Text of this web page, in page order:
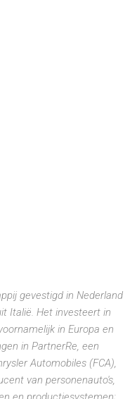
gevestigd in Nederland
Italië. Het investeert in
in Europa en
in PartnerRe, een
Automobiles (FCA),
van personenauto's,